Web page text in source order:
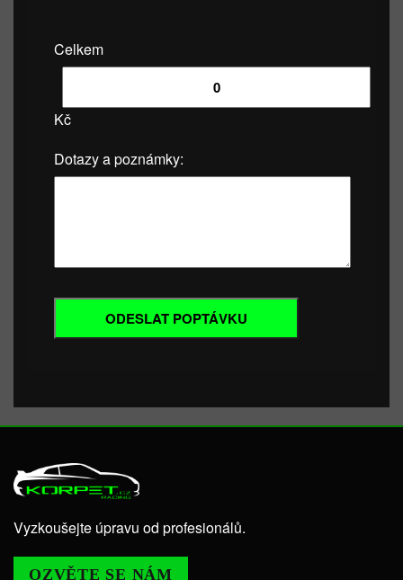
Celkem
Kč
Dotazy a poznámky:
Vyzkoušejte úpravu od profesionálů.
OZVĚTE SE NÁM